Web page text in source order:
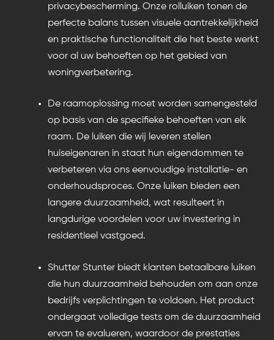
privacybescherming. Onze rolluiken tonen de
perfecte balans tussen visuele aantrekkelijkheid
en praktische functionaliteit die het beste werkt
voor al uw behoeften op het gebied van
woningverbetering.
De raamoplossing moet worden samengesteld
op basis van de specifieke behoeften van elk
raam. De luiken die wij leveren stellen
huiseigenaren in staat hun eigendommen te
verbeteren via ons eenvoudige installatie- en
onderhoudsproces. Onze luiken bieden een
langere duurzaamheid, wat resulteert in
langdurige voordelen voor uw investering in
residentieel vastgoed.
Shutter Stunter biedt klanten betaalbare luiken
die hun duurzaamheid behouden om aan onze
bedrijfs verplichtingen te voldoen. Het product
ondergaat volledige tests om de duurzaamheid
ervan te evalueren, waardoor de prestaties